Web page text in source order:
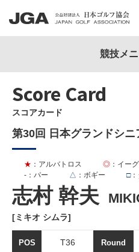
Score Card
スコアカード
第30回 日本グランドシ
志村 幹夫
[ミキオ シムラ]
★ ：アルバトロス ◎ ：イー
- ：パー △ ：ボギー □：
POS T36 Round
競技メ